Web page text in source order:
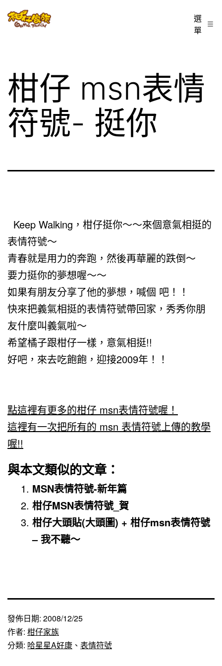
至
內
容
柑
族
BLOG
選
單
柑仔 msn表情
符號- 挺你
Keep Walking，柑仔挺你～～來個意氣相挺的
表情符號～
青春就是用力的奔跑，然後再華麗的跌倒～
要力挺你的夢想喔～～
如果有朋友分享了他的夢想，喊個 吧！！
快來把義氣相挺的表情符號帶回家，秀秀你朋
友什麼叫義氣啦～
希望橘子跟柑仔一樣，意氣相挺!!
好吧，來去吃飽飽 ，迎接2009年！！
點這裡有更多的柑仔 msn表情符號喔！
這裡有一次把所有的 msn 表情符號上傳的教學
喔!!
與本文類似的文章：
MSN表情符號-新年篇
柑仔MSN表情符號_賀
柑仔大頭貼(大頭圖) + 柑仔msn表情符號
– 我不聽～
發佈日期: 2008/12/25
作者: 柑仔家族
分類: 哈星星A好康 、 表情符號